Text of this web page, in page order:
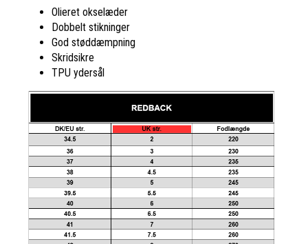
Olieret okselæder
Dobbelt stikninger
God støddæmpning
Skridsikre
TPU ydersål